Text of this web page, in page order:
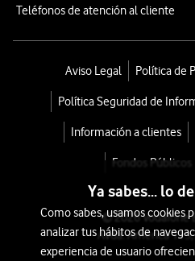
Teléfonos de atención al cliente
Aviso Legal Política de
Política Seguridad de
Información a clientes
Fondos Públicos
© 2026 Vodafone
Avda. América
Ya sabes... lo
Como sabes, usamos cookies
analizar tus hábitos de
experiencia de usuario